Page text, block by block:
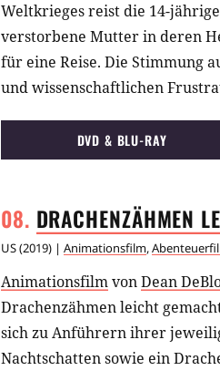
Weltkrieges reist die 14-
verstorbene Mutter in deren
für eine Reise. Die Stimmung
und wissenschaftlichen
Massaker an estnischen
den Anzeichen des
elterlichen Anwesens. Die
verändern.
DVD & BLU-RAY
DRACHENZÄHMEN
US(2019) | Animationsfilm,
AnimationsfilmvonDean
Drachenzähmen leicht
sich zu Anführern ihrer
Nachtschatten sowie ein